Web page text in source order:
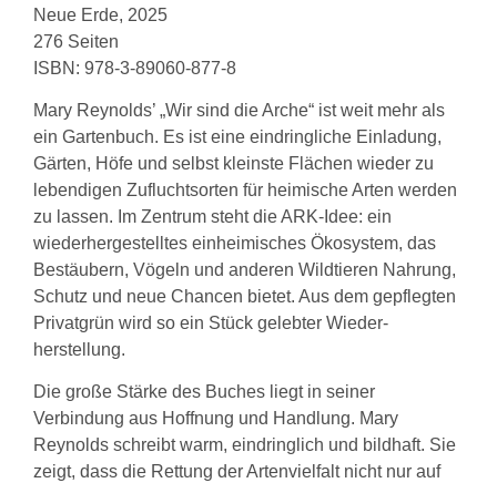
Neue Erde, 2025
276 Seiten
ISBN: 978-3-89060-877-8
Mary Reynolds’ „Wir sind die Arche“ ist weit mehr als
ein Gartenbuch. Es ist eine eindringliche Einladung,
Gärten, Höfe und selbst kleinste Flächen wieder zu
lebendigen Zufluchtsorten für heimische Arten werden
zu lassen. Im Zentrum steht die ARK-Idee: ein
wiederhergestelltes einheimisches Ökosystem, das
Bestäubern, Vögeln und anderen Wildtieren Nahrung,
Schutz und neue Chancen bietet. Aus dem gepflegten
Privatgrün wird so ein Stück gelebter Wieder-
herstellung.
Die große Stärke des Buches liegt in seiner
Verbindung aus Hoffnung und Handlung. Mary
Reynolds schreibt warm, eindringlich und bildhaft. Sie
zeigt, dass die Rettung der Artenvielfalt nicht nur auf